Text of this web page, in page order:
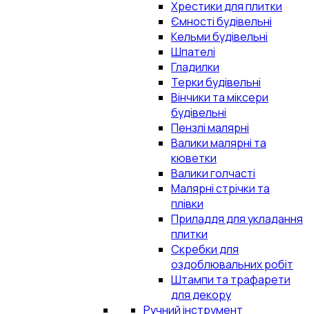
Хрестики для плитки
Ємності будівельні
Кельми будівельні
Шпателі
Гладилки
Терки будівельні
Вінчики та міксери
будівельні
Пензлі малярні
Валики малярні та
кюветки
Валики голчасті
Малярні стрічки та
плівки
Приладдя для укладання
плитки
Скребки для
оздоблювальних робіт
Штампи та трафарети
для декору
Ручний інструмент